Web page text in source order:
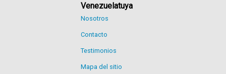
Venezuelatuya
Nosotros
Contacto
Testimonios
Mapa del sitio